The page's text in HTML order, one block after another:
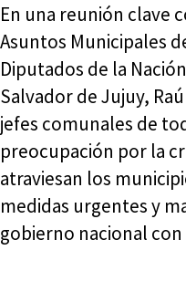
En una reunión clave
Asuntos Municipales
Diputados de la
Salvador de Jujuy,
jefes comunales de
preocupación por la
atraviesan los
medidas urgentes y
gobierno nacional